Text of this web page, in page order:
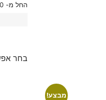
החל מ-
בחר
מבצע!